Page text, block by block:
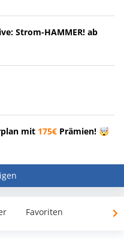
Strom-HAMMER! ab
mit 175€ Prämien! 🤯
Favoriten